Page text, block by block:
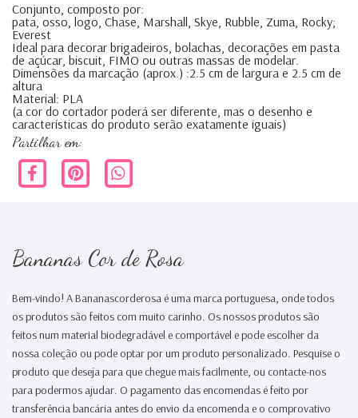
Conjunto, composto por:
pata, osso, logo, Chase, Marshall, Skye, Rubble, Zuma, Rocky;
Everest
Ideal para decorar brigadeiros, bolachas, decorações em pasta
de açúcar, biscuit, FIMO ou outras massas de modelar.
Dimensões da marcação (aprox.) :2.5 cm de largura e 2.5 cm de
altura
Material: PLA
(a cor do cortador poderá ser diferente, mas o desenho e
características do produto serão exatamente iguais)
Partilhar em:
Bananas Cor de Rosa
Bem-vindo! A Bananascorderosa é uma marca portuguesa, onde todos
os produtos são feitos com muito carinho. Os nossos produtos são
feitos num material biodegradável e comportável e pode escolher da
nossa coleção ou pode optar por um produto personalizado. Pesquise o
produto que deseja para que chegue mais facilmente, ou contacte-nos
para podermos ajudar. O pagamento das encomendas é feito por
transferência bancária antes do envio da encomenda e o comprovativo